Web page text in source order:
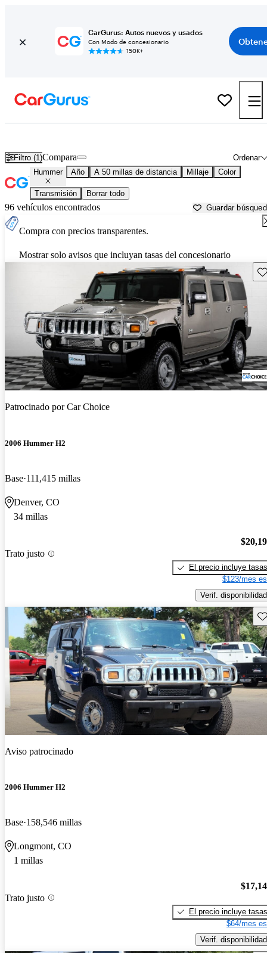
CarGurus: Autos nuevos y usados
Con Modo de concesionario
150K+
Filtro (1) Ordenar
Compara
Hummer Año A 50 millas de distancia Millaje Color
Transmisión Borrar todo
96 vehículos encontrados Guardar
Compra con precios transparentes.
Mostrar solo avisos que incluyan tasas del concesionario
Patrocinado porCar Choice
2006 Hummer H2
Base 111,415 millas
Denver, CO
34 millas
Trato justo
El precio incluye tasas
$123/mes
Verif. disponibilidad
Aviso patrocinado
2006 Hummer H2
Base 158,546 millas
Longmont, CO
1 millas
Trato justo
El precio incluye tasas
$64/mes
Verif. disponibilidad